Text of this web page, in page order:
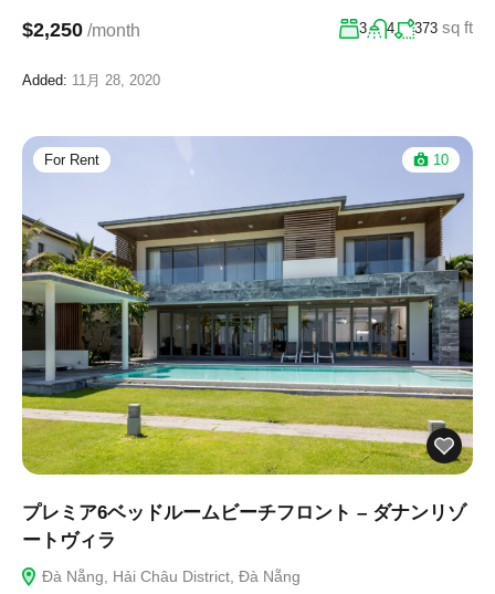
$2,250 /month 3 4 373 sq ft
Added: 11月 28, 2020
For Rent 10
プレミア6ベッドルームビーチフロント – ダナンリゾ
ートヴィラ
Đà Nẵng, Hải Châu District, Đà Nẵng